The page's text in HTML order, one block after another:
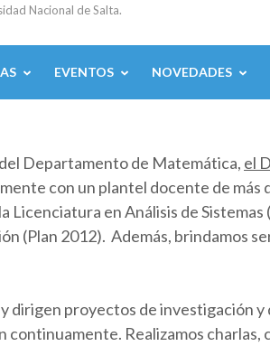
Nacional de Salta.
EVENTOS NOVEDADES
Departamento de Matemática, el
con un plantel docente de más
en Análisis de Sistemas
(Plan 2012). Además, brindamos
dirigen proyectos de investigación y
Realizamos charlas,